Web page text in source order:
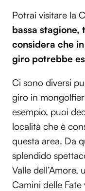
Potrai visitare la
bassa stagione,
considera che
giro potrebbe
Ci sono diversi
giro in
esempio, puoi
località che è
questa area. Da
splendido
Valle
Camini delle Fate